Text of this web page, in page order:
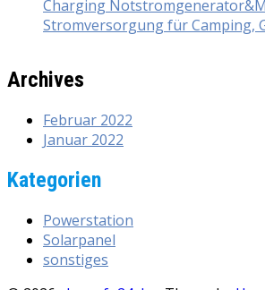
Charging
Stromversorgung für Camping,
Archives
Februar 2022
Januar 2022
Kategorien
Powerstation
Solarpanel
sonstiges